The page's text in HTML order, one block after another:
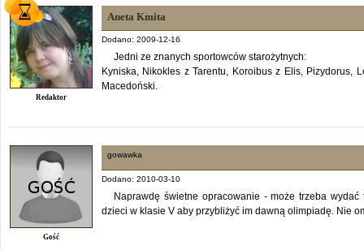
Redaktor
Aneta Kmita
Dodano: 2009-12-16
Jedni ze znanych sportowców starożytnych:
Kyniska, Nikokles z Tarentu, Koroibus z Elis, Pizydorus,
Macedoński.
Gość
gowawka
Dodano: 2010-03-10
Naprawdę świetne opracowanie - może trzeba
dzieci w klasie V aby przybliżyć im dawną olimpiadę. Nie